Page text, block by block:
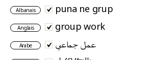
Albanais puna ne grup
Anglais group work
Arabe عمل جماعي